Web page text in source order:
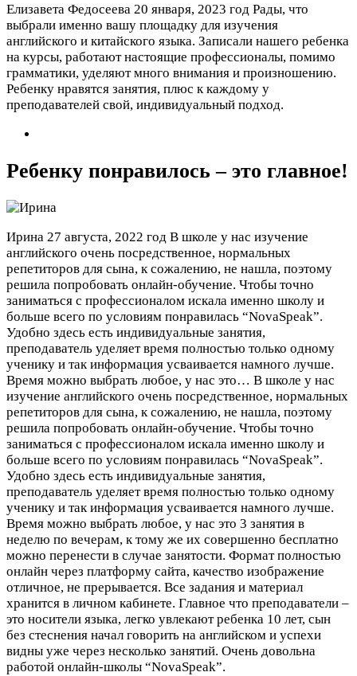
Елизавета Федосеева 20 января, 2023 год Рады, что
выбрали именно вашу площадку для изучения
английского и китайского языка. Записали нашего ребенка
на курсы, работают настоящие профессионалы, помимо
грамматики, уделяют много внимания и произношению.
Ребенку нравятся занятия, плюс к каждому у
преподавателей свой, индивидуальный подход.
Ребенку понравилось – это главное!
Ирина 27 августа, 2022 год В школе у нас изучение
английского очень посредственное, нормальных
репетиторов для сына, к сожалению, не нашла, поэтому
решила попробовать онлайн-обучение. Чтобы точно
заниматься с профессионалом искала именно школу и
больше всего по условиям понравилась “NovaSpeak”.
Удобно здесь есть индивидуальные занятия,
преподаватель уделяет время полностью только одному
ученику и так информация усваивается намного лучше.
Время можно выбрать любое, у нас это… В школе у нас
изучение английского очень посредственное, нормальных
репетиторов для сына, к сожалению, не нашла, поэтому
решила попробовать онлайн-обучение. Чтобы точно
заниматься с профессионалом искала именно школу и
больше всего по условиям понравилась “NovaSpeak”.
Удобно здесь есть индивидуальные занятия,
преподаватель уделяет время полностью только одному
ученику и так информация усваивается намного лучше.
Время можно выбрать любое, у нас это 3 занятия в
неделю по вечерам, к тому же их совершенно бесплатно
можно перенести в случае занятости. Формат полностью
онлайн через платформу сайта, качество изображение
отличное, не прерывается. Все задания и материал
хранится в личном кабинете. Главное что преподаватели –
это носители языка, легко увлекают ребенка 10 лет, сын
без стеснения начал говорить на английском и успехи
видны уже через несколько занятий. Очень довольна
работой онлайн-школы “NovaSpeak”.